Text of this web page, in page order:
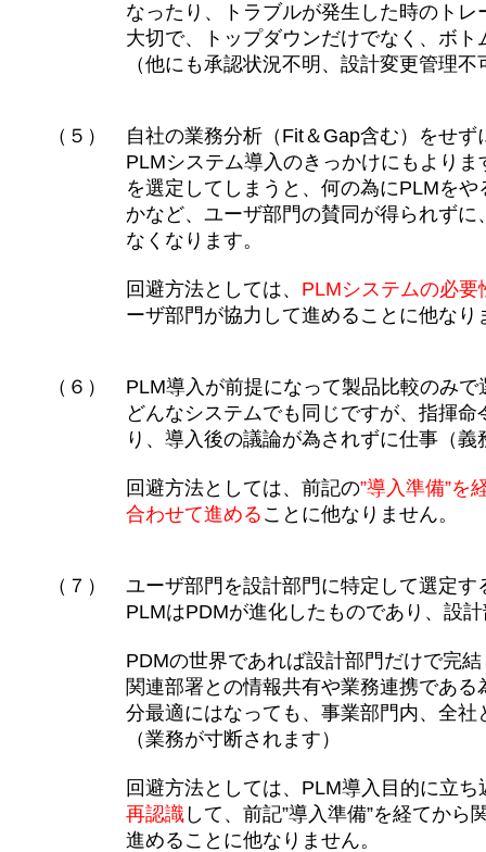
なったり、トラブルが発生した時のトレース
大切で、トップダウンだけでなく、ボトムア
（他にも承認状況不明、設計変更管理不可
（５） 自社の業務分析（Fit＆Gap含む）をせず
PLMシステム導入のきっかけにもよりますが
を選定してしまうと、何の為にPLMをやるの
かなど、ユーザ部門の賛同が得られずに、抵
なくなります。
回避方法としては、 PLMシステムの必要
ーザ部門が協力して進めることに他なり
（６） PLM導入が前提になって製品比較のみで
どんなシステムでも同じですが、指揮命令系
り、導入後の議論が為されずに仕事（義務）
回避方法としては、前記の”導入準備”を
合わせて進める ことに他なりません。
（７） ユーザ部門を設計部門に特定して選定す
PLMはPDMが進化したものであり、設計部
PDMの世界であれば設計部門だけで完結し
関連部署との情報共有や業務連携である為、
分最適にはなっても、事業部門内、全社
（業務が寸断されます）
回避方法としては、PLM導入目的に立ち
再認識 して、前記”導入準備”を経てか
進めることに他なりません。